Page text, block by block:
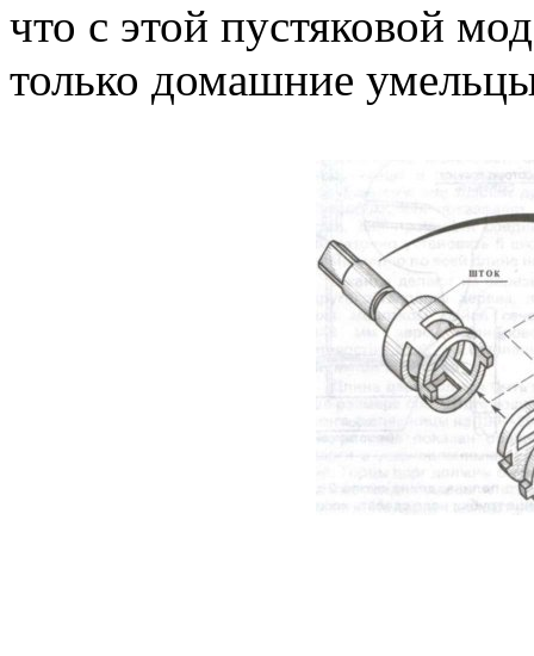
что с этой пустяковой
только домашние